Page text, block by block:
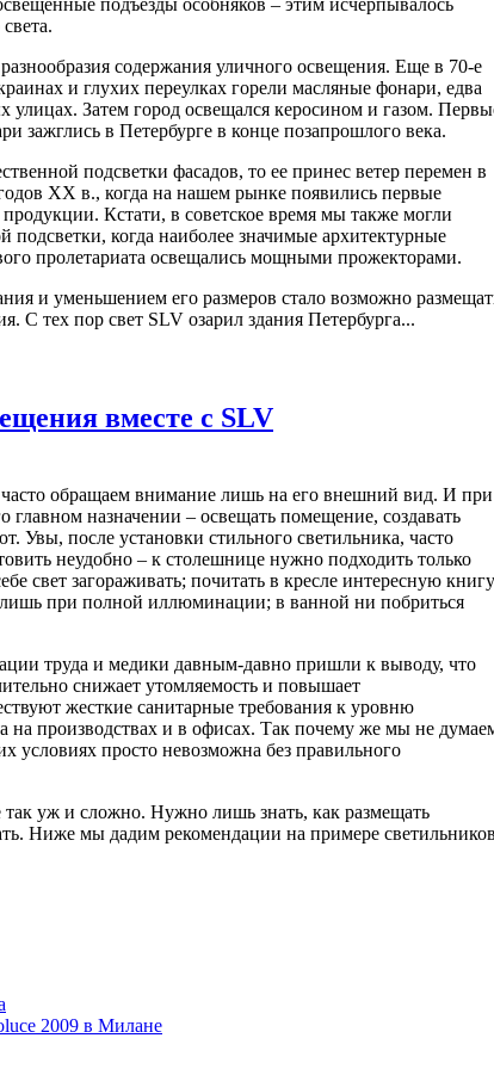
подъезды особняков – этим исчерпывалось
содержания уличного освещения. Еще в 70-е
и глухих переулках горели масляные фонари, едва
улицах. Затем город освещался керосином и газом.
зажглись в Петербурге в конце позапрошлого века.
подсветки фасадов, то ее принес ветер перемен в
ХХ в., когда на нашем рынке появились первые
Кстати, в советское время мы также могли
подсветки, когда наиболее значимые архитектурные
пролетариата освещались мощными прожекторами.
и уменьшением его размеров стало возможно
С тех пор свет SLV озарил здания Петербурга...
вместе с SLV
обращаем внимание лишь на его внешний вид. И при
главном назначении – освещать помещение, создавать
Увы, после установки стильного светильника, часто
неудобно – к столешнице нужно подходить только
свет загораживать; почитать в кресле интересную книгу
лишь при полной иллюминации; в ванной ни побриться
труда и медики давным-давно пришли к выводу, что
снижает утомляемость и повышает
жесткие санитарные требования к уровню
на производствах и в офисах. Так почему же мы не
условиях просто невозможна без правильного
так уж и сложно. Нужно лишь знать, как размещать
Ниже мы дадим рекомендации на примере
2009 в Милане